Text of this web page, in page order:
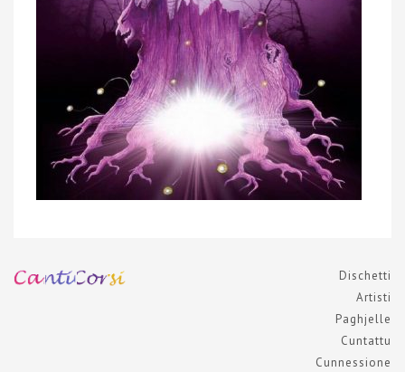
Dischetti
Artisti
Paghjelle
Cuntattu
Cunnessione